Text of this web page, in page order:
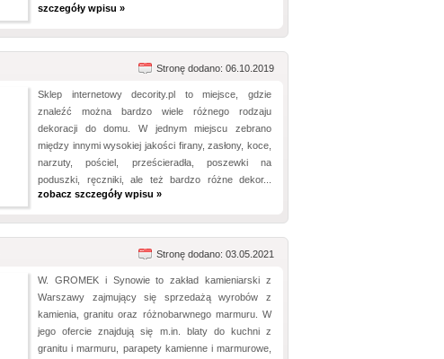
szczegóły wpisu »
Stronę dodano: 06.10.2019
Sklep internetowy decority.pl to miejsce, gdzie
znaleźć można bardzo wiele różnego rodzaju
dekoracji do domu. W jednym miejscu zebrano
między innymi wysokiej jakości firany, zasłony, koce,
narzuty, pościel, prześcieradła, poszewki na
poduszki, ręczniki, ale też bardzo różne dekor...
zobacz szczegóły wpisu »
Stronę dodano: 03.05.2021
W. GROMEK i Synowie to zakład kamieniarski z
Warszawy zajmujący się sprzedażą wyrobów z
kamienia, granitu oraz różnobarwnego marmuru. W
jego ofercie znajdują się m.in. blaty do kuchni z
granitu i marmuru, parapety kamienne i marmurowe,